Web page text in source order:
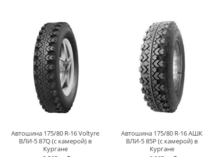
Автошина 175/80 R-16 Voltyre
ВЛИ-5 87Q (c камерой) в
Кургане
Автошина 175/80 R-16 АШК
ВЛИ-5 85P (с камерой) в
Кургане